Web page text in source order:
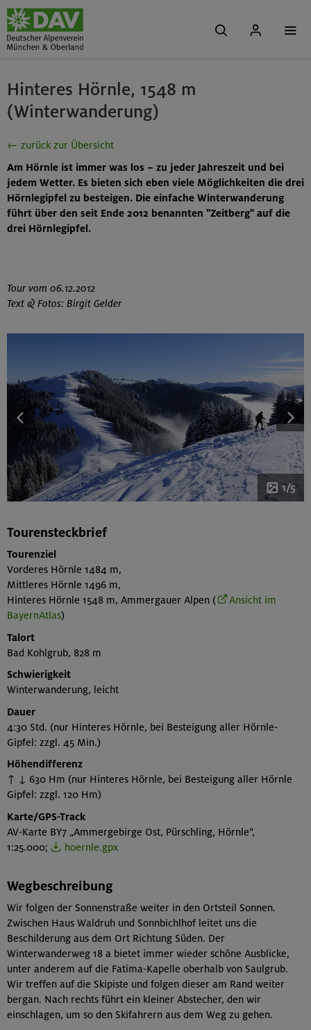
Hinteres Hörnle, 1548 m
(Winterwanderung)
← zurück zur Übersicht
Am Hörnle ist immer was los – zu jeder Jahreszeit und bei
jedem Wetter. Es bieten sich eben viele Möglichkeiten die drei
Hörnlegipfel zu besteigen. Die einfache Winterwanderung
führt über den seit Ende 2012 benannten "Zeitberg" auf die
drei Hörnlegipfel.
Tour vom 06.12.2012
Text & Fotos: Birgit Gelder
1/5
Tourensteckbrief
Tourenziel
Vorderes Hörnle 1484 m,
Mittleres Hörnle 1496 m,
Hinteres Hörnle 1548 m, Ammergauer Alpen (
Ansicht im
BayernAtlas)
Talort
Bad Kohlgrub, 828 m
Schwierigkeit
Winterwanderung, leicht
Dauer
4:30 Std. (nur Hinteres Hörnle, bei Besteigung aller Hörnle-
Gipfel: zzgl. 45 Min.)
Höhendifferenz
↑ ↓ 630 Hm (nur Hinteres Hörnle, bei Besteigung aller Hörnle
Gipfel: zzgl. 120 Hm)
Karte/GPS-Track
AV-Karte BY7 „Ammergebirge Ost, Pürschling, Hörnle“,
1:25.000;
hoernle.gpx
Wegbeschreibung
Wir folgen der Sonnenstraße weiter in den Ortsteil Sonnen.
Zwischen Haus Waldruh und Sonnbichlhof leitet uns die
Beschilderung aus dem Ort Richtung Süden. Der
Winterwanderweg 18 a bietet immer wieder schöne Ausblicke,
unter anderem auf die Fatima-Kapelle oberhalb von Saulgrub.
Wir treffen auf die Skipiste und folgen dieser am Rand weiter
bergan. Nach rechts führt ein kleiner Abstecher, den wir
einschlagen, um so den Skifahrern aus dem Weg zu gehen.